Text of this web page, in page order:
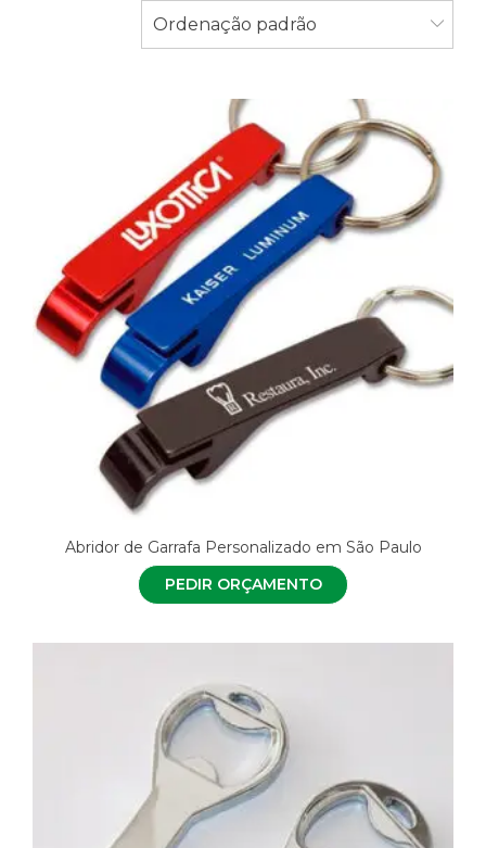
Ordenação padrão
Abridor de Garrafa Personalizado em São Paulo
PEDIR ORÇAMENTO